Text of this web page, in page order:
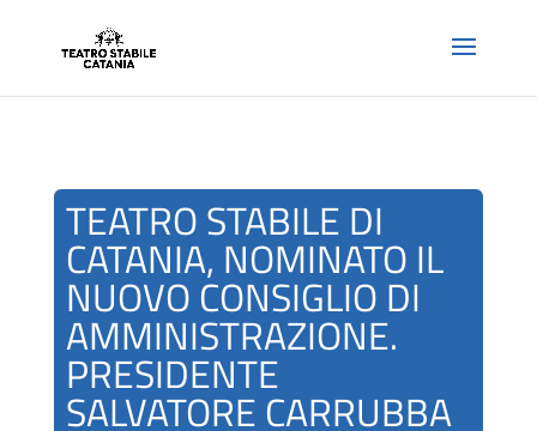
TEATRO STABILE DI
CATANIA, NOMINATO IL
NUOVO CONSIGLIO DI
AMMINISTRAZIONE.
PRESIDENTE
SALVATORE CARRUBBA